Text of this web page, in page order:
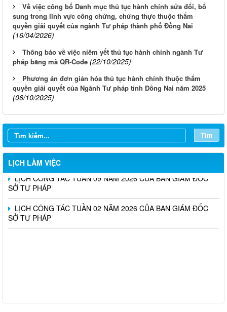
Về việc công bố Danh mục thủ tục hành chính sửa đổi, bổ
sung trong lĩnh vực công chứng, chứng thực thuộc thẩm
quyền giải quyết của ngành Tư pháp thành phố Đồng Nai
(16/04/2026)
Thông báo về việc niêm yết thủ tục hành chính ngành Tư
pháp bằng mã QR-Code (22/10/2025)
Phương án đơn giản hóa thủ tục hành chính thuộc thẩm
quyền giải quyết của Ngành Tư pháp tỉnh Đồng Nai năm 2025
(06/10/2025)
Tìm
LỊCH LÀM VIỆC
LỊCH CÔNG TÁC TUẦN 13 NĂM 2026 CỦA BAN GIÁM ĐỐC
SỞ TƯ PHÁP
LỊCH CÔNG TÁC TUẦN 10 NĂM 2026 CỦA BAN GIÁM ĐỐC
SỞ TƯ PHÁP
LỊCH CÔNG TÁC TUẦN 09 NĂM 2026 CỦA BAN GIÁM ĐỐC
SỞ TƯ PHÁP
LỊCH CÔNG TÁC TUẦN 02 NĂM 2026 CỦA BAN GIÁM ĐỐC
SỞ TƯ PHÁP